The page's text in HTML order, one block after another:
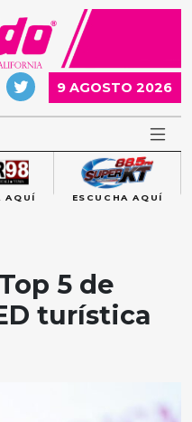
9 AGOSTO 2026
AQUÍ ESCUCHA AQUÍ
5 de
turística